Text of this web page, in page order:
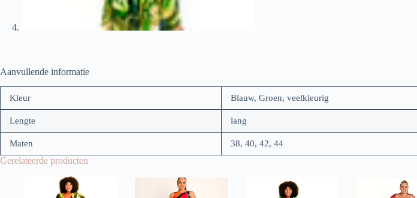
Aanvullende informatie
Kleur Blauw, Groen, veelkleurig
Lengte lang
Maten 38, 40, 42, 44
Gerelateerde producten